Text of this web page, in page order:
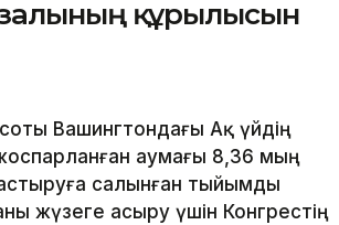
құрылысын
Вашингтондағы Ақ үйдің
аумағы 8,36 мың
салынған тыйымды
жүзеге асыру үшін Конгрестің